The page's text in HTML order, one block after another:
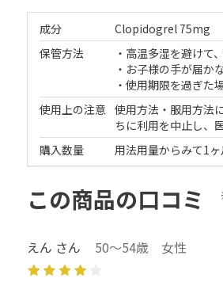
成分
Clopidogrel 75mg
保管方法
・高温多湿を避けて
・お子様の手が届か
・使用期限を過ぎた
使用上の注意 使用方法・服用方法
ちに利用を中止し、
購入数量
用法用量からみて1ヶ
この商品の口コミ
えん さん 50～54歳 女性